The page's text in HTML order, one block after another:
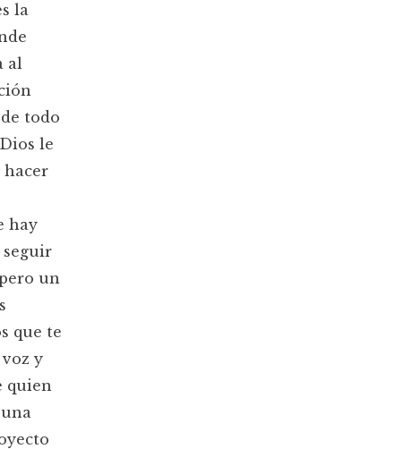
la
al
todo
le
hacer
hay
seguir
un
que te
y
quien